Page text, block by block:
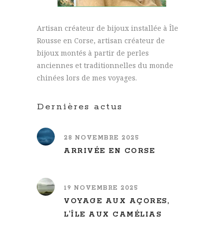
Artisan créateur de bijoux installée à Île
Rousse en Corse, artisan créateur de
bijoux montés à partir de perles
anciennes et traditionnelles du monde
chinées lors de mes voyages.
Dernières actus
28 NOVEMBRE 2025
ARRIVÉE EN CORSE
19 NOVEMBRE 2025
VOYAGE AUX AÇORES,
L’ÎLE AUX CAMÉLIAS